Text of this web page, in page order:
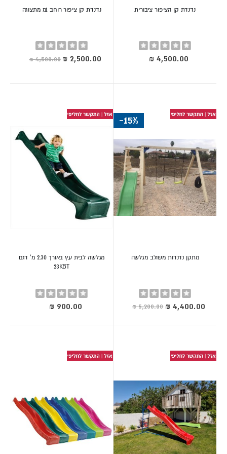
נדנדת קן הציפור ציבורית
Rating:
0%
נדנדת קן ציפור רוחב 1מ מתצוגה
Rating:
0%
‏4,500.00 ₪ מחיר
מיוחד
-15%
מתקן נדנדות משולב מגלשה
Rating:
0% מחיר
מיוחד
מגלשה לבית עץ באורך 2.30 מ' דגם
23KBT
Rating: